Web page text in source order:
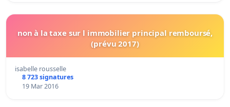
non à la taxe sur l immobilier principal remboursé,
(prévu 2017)
isabelle rousselle
8 723 signatures
19 Mar 2016